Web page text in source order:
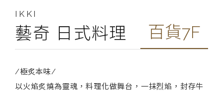
IKKI
藝奇 日式料理 百貨7F
/極炙本味/
以火焰炙燒為靈魂，料理化做舞台，一抹烈焰，封存牛